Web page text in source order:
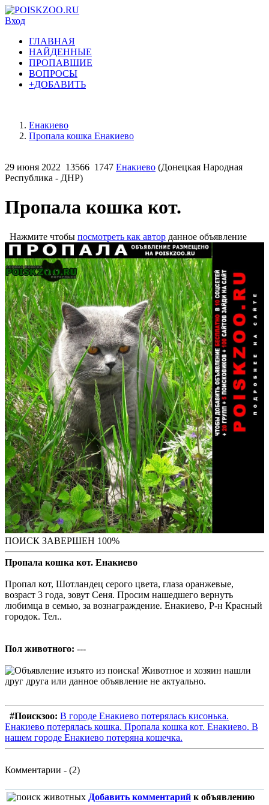
Вход
ГЛАВНАЯ
НАЙДЕННЫЕ
ПРОПАВШИЕ
ВОПРОСЫ
+ДОБАВИТЬ
Енакиево
Пропала кошка Енакиево
29 июня 2022 13566 1747 Енакиево (Донецкая Народная
Республика - ДНР)
Пропала кошка кот.
Нажмите чтобы посмотреть как автор данное объявление
ПОИСК ЗАВЕРШЕН 100%
Пропала кошка кот. Енакиево
Пропал кот, Шотландец серого цвета, глаза оранжевые,
возраст 3 года, зовут Сеня. Просим нашедшего вернуть
любимца в семью, за вознаграждение. Енакиево, Р-н Красный
городок. Тел..
Пол животного: ---
#Поискзоо: В городе Енакиево потерялась кисонька.
Енакиево потерялась кошка. Пропала кошка кот. Енакиево. В
нашем городе Енакиево потеряна кошечка.
Комментарии - (2)
Добавить комментарий к объявлению